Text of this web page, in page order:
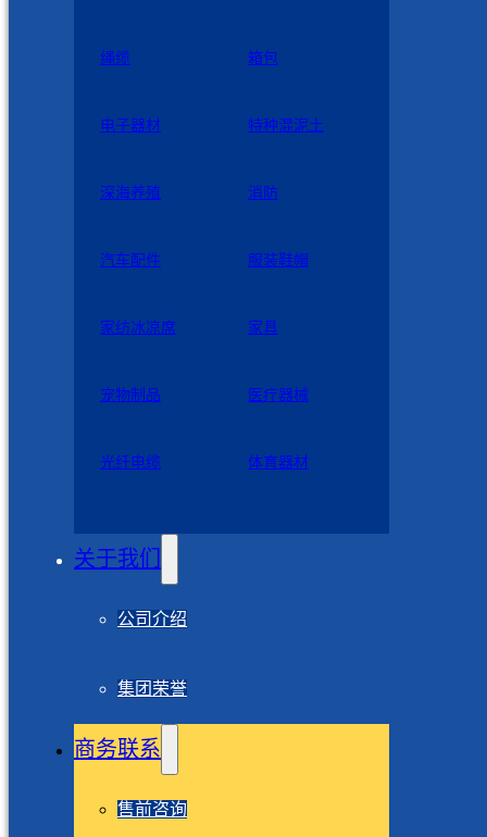
绳缆 箱包
电子器材 特种混泥土
深海养殖 消防
汽车配件 服装鞋帽
家纺冰凉席 家具
宠物制品 医疗器械
光纤电缆 体育器材
关于我们
公司介绍
集团荣誉
商务联系
售前咨询